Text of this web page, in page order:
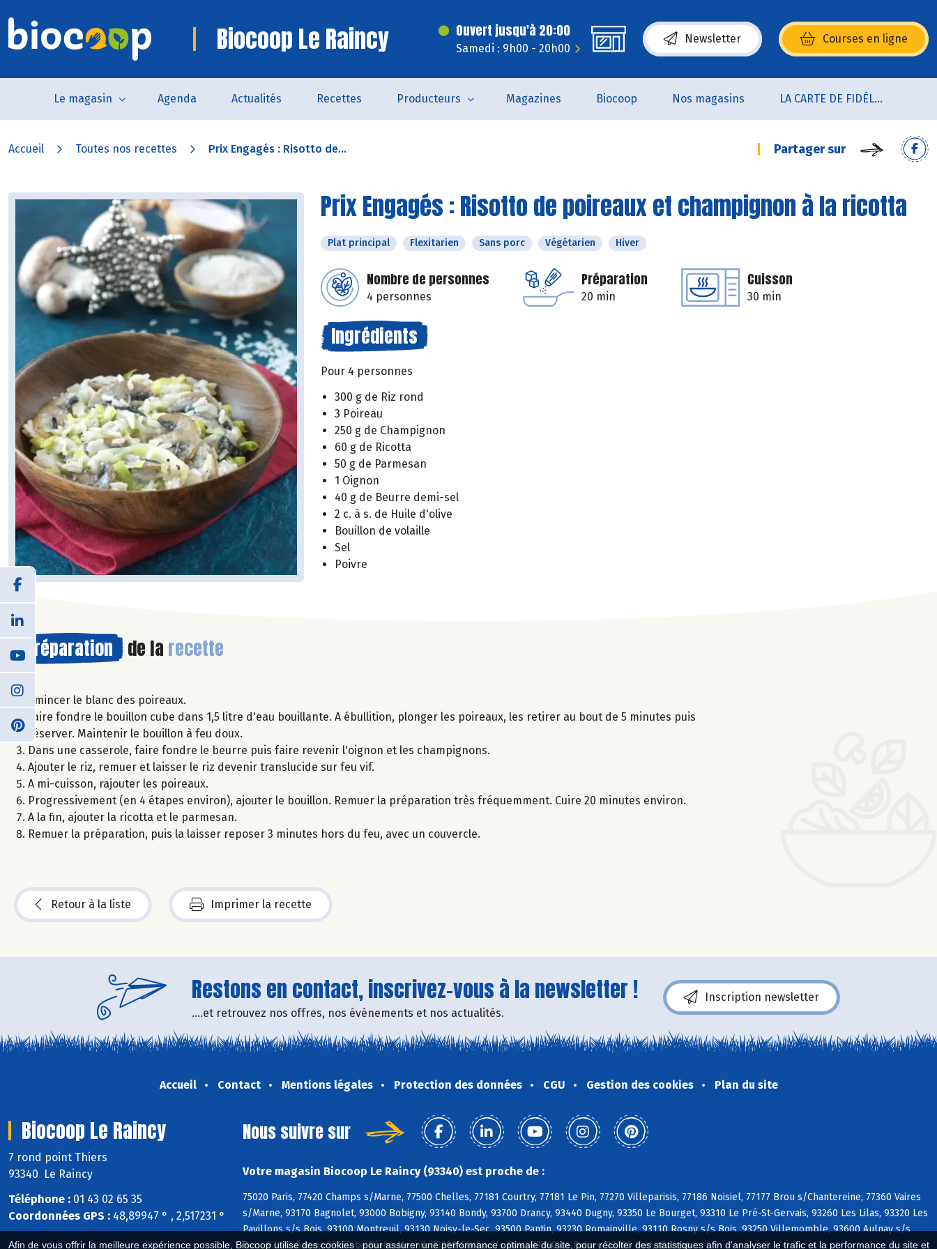
Afin de vous offrir la meilleure expérience possible, Biocoop utilise des cookies : pour assurer une performance optimale du site, pour récolter des statistiques afin d'analyser le trafic et la performance du site et
Biocoop Le Raincy Ouvert jusqu'à 20:00
Samedi : 9h00 - 20h00
Newsletter Courses en ligne
(s’ouvre dans une nouvelle fenêtre)
Le magasin Agenda Actualités Recettes Producteurs Magazines Biocoop Nos magasins LA CARTE DE FIDÉLITÉ
Accueil Toutes nos recettes Prix Engagés : Risotto de... Partager sur
Prix Engagés : Risotto de poireaux et champignon à la ricotta
Plat principal Flexitarien Sans porc Végétarien Hiver
Nombre de personnes
4 personnes
Préparation
20 min
Cuisson
30 min
Ingrédients
Pour 4 personnes
300 g de Riz rond
3 Poireau
250 g de Champignon
60 g de Ricotta
50 g de Parmesan
1 Oignon
40 g de Beurre demi-sel
2 c. à s. de Huile d'olive
Bouillon de volaille
Sel
Poivre
Préparation de la recette
Emincer le blanc des poireaux.
Faire fondre le bouillon cube dans 1,5 litre d'eau bouillante. A ébullition, plonger les poireaux, les retirer au bout de 5 minutes puis
réserver. Maintenir le bouillon à feu doux.
Dans une casserole, faire fondre le beurre puis faire revenir l'oignon et les champignons.
Ajouter le riz, remuer et laisser le riz devenir translucide sur feu vif.
A mi-cuisson, rajouter les poireaux.
Progressivement (en 4 étapes environ), ajouter le bouillon. Remuer la préparation très fréquemment. Cuire 20 minutes environ.
A la fin, ajouter la ricotta et le parmesan.
Remuer la préparation, puis la laisser reposer 3 minutes hors du feu, avec un couvercle.
Retour à la liste Imprimer la recette
Restons en contact, inscrivez-vous à la newsletter !
....et retrouvez nos offres, nos événements et nos actualités.
Inscription newsletter
Accueil Contact Mentions légales Protection des données CGU Gestion des cookies Plan du site
Biocoop Le Raincy
7 rond point Thiers
93340 Le Raincy
Téléphone : 01 43 02 65 35
Coordonnées GPS : 48,89947 ° , 2,517231 °
Nous suivre sur
Votre magasin Biocoop Le Raincy (93340) est proche de :
75020 Paris, 77420 Champs s/Marne, 77500 Chelles, 77181 Courtry, 77181 Le Pin, 77270 Villeparisis, 77186 Noisiel, 77177 Brou s/Chantereine, 77360 Vaires
s/Marne, 93170 Bagnolet, 93000 Bobigny, 93140 Bondy, 93700 Drancy, 93440 Dugny, 93350 Le Bourget, 93310 Le Pré-St-Gervais, 93260 Les Lilas, 93320 Les
Pavillons s/s Bois, 93100 Montreuil, 93130 Noisy-le-Sec, 93500 Pantin, 93230 Romainville, 93110 Rosny s/s Bois, 93250 Villemomble, 93600 Aulnay s/s
Bois, 93220 Gagny, 93150 Le Blanc-Mesnil, 93390 Clichy s/s Bois, 93340 Le Raincy, 93190 Livry-Gargan